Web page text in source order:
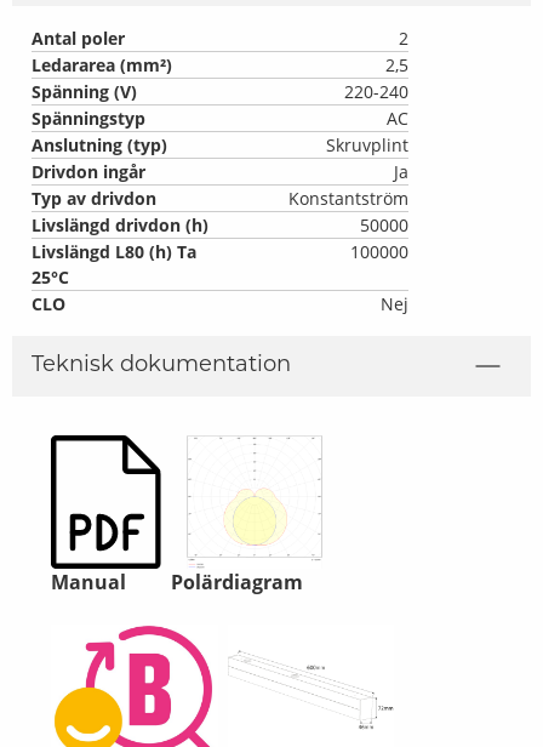
Antal poler
2
Ledararea (mm²)
2,5
Spänning (V)
220-240
Spänningstyp
AC
Anslutning (typ)
Skruvplint
Drivdon ingår
Ja
Typ av drivdon
Konstantström
Livslängd drivdon (h)
50000
Livslängd L80 (h) Ta
25°C
100000
CLO Nej
Teknisk dokumentation
Manual Polärdiagram